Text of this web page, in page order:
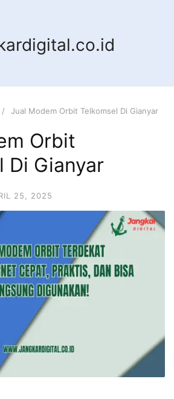
Jual Modem Orbit Telkomsel Di Gianyar
Orbit
Di Gianyar
25, 2025